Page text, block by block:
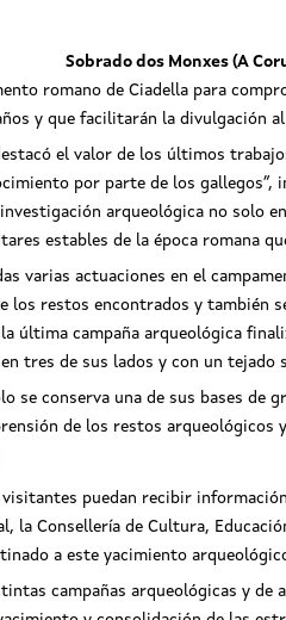
Sobrado dos Monxes (A
romano de Ciadella para
y que facilitarán la divulgación
el valor de los últimos
por parte de los gallegos”,
arqueológica no solo
estables de la época romana
varias actuaciones en el
los restos encontrados y también
la última campaña arqueológica
tres de sus lados y con un tejado
se conserva una de sus bases
de los restos
puedan recibir
, la Consellería de Cultura,
a este yacimiento
campañas arqueológicas y